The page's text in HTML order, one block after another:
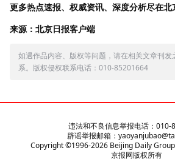
更多热点速报、权威资讯、深度分析尽在
来源：北京日报客户端
如遇作品内容、版权等问题，请在相关文章刊
系。版权侵权联系电话：010-85201664
违法和不良信息举报电话：010-
辟谣举报邮箱：
Copyright ©1996-2026Beijing Daily
京报网版权所有